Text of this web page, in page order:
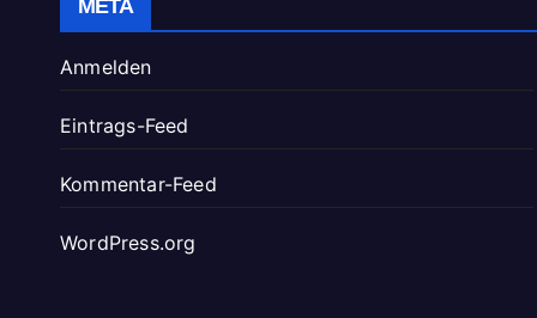
META
Anmelden
Eintrags-Feed
Kommentar-Feed
WordPress.org